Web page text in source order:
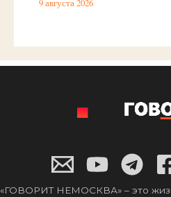
9 августа 2026
«ГОВОРИТ НЕМОСКВА» – это